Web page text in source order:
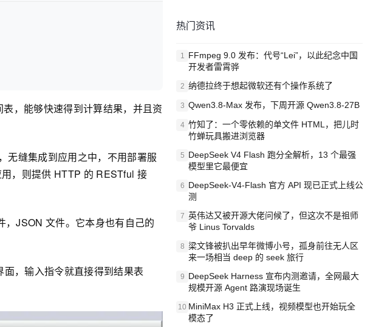
，能够快速得到计算结果，并且资
无缝集成到应用之中，不用部署服
，则提供 HTTP 的 RESTful 接
，JSON 文件。它本身也有自己的
，输入指令就直接得到结果表
置调度、跨源索引、动态过滤、跨源协同、水平拓...
热门资讯
1 FFmpeg 9.0 发布：代号“Lei”，以此纪念中国
开发者雷霄骅
2 纳德拉终于想起微软还有个操作系统了
3 Qwen3.8-Max 发布，下周开源 Qwen3.8-27B
4 竹知了：一个零依赖的单文件 HTML，把儿时
竹蝉玩具搬进浏览器
5 DeepSeek V4 Flash 跑分全解析，13 个最强
模型里它最便宜
6 DeepSeek-V4-Flash 官方 API 现已正式上线公
测
7 英伟达又被开源大佬问候了，但这次不是祖师
爷 Linus Torvalds
8 梁文锋被扒出早年微博小号，孤身前往无人区
来一场相当 deep 的 seek 旅行
9 DeepSeek Harness 宣布内测邀请，全网最大
规模开源 Agent 路演现场诞生
10 MiniMax H3 正式上线，视频模型也开始玩全
模态了